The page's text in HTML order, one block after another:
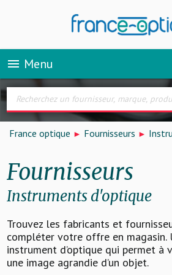
menu Menu
France optique Fournisseurs
Fournisseurs
Instruments d'optique
Trouvez les fabricants et
compléter votre offre en magasin.
instrument d’optique qui permet à
une image agrandie d’un objet.